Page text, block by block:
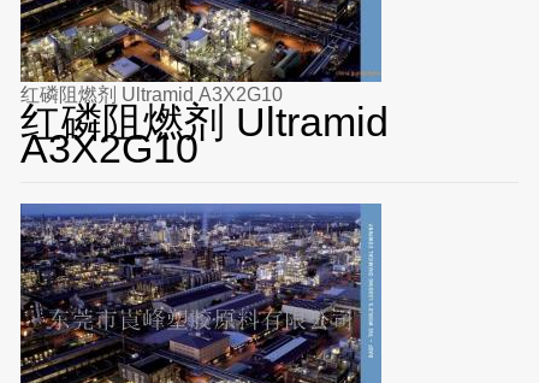
红磷阻燃剂 Ultramid A3X2G10
红磷阻燃剂 Ultramid
A3X2G10